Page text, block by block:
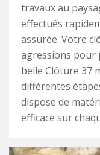
travaux au
effectués
assurée. Votre
agressions pour
belle Clôture 37
différentes
dispose de
efficace sur